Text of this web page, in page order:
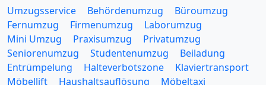
Umzugsservice Behördenumzug
Büroumzug
Fernumzug
Firmenumzug
Laborumzug
Mini Umzug
Praxisumzug
Privatumzug
Seniorenumzug
Studentenumzug
Beiladung
Entrümpelung
Halteverbotszone
Klaviertransport
Möbellift
Haushaltsauflösung
Möbeltaxi